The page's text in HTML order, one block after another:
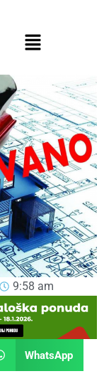
9:58 am
WhatsApp